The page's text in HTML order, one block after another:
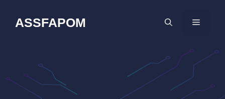
ASSFAPOM MENU